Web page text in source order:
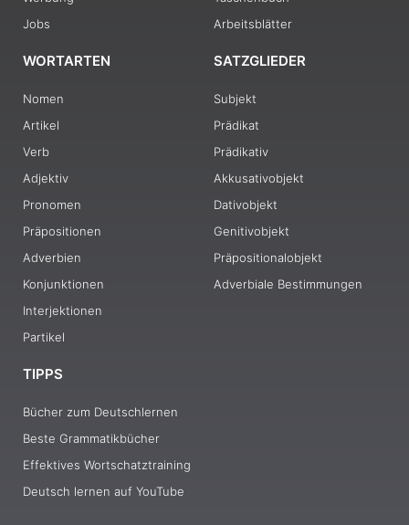
Jobs
Arbeitsblätter
WORTARTEN
Nomen
Artikel
Verb
Adjektiv
Pronomen
Präpositionen
Adverbien
Konjunktionen
Interjektionen
Partikel
SATZGLIEDER
Subjekt
Prädikat
Prädikativ
Akkusativobjekt
Dativobjekt
Genitivobjekt
Präpositionalobjekt
Adverbiale Bestimmungen
TIPPS
Bücher zum Deutschlernen
Beste Grammatikbücher
Effektives Wortschatztraining
Deutsch lernen auf YouTube